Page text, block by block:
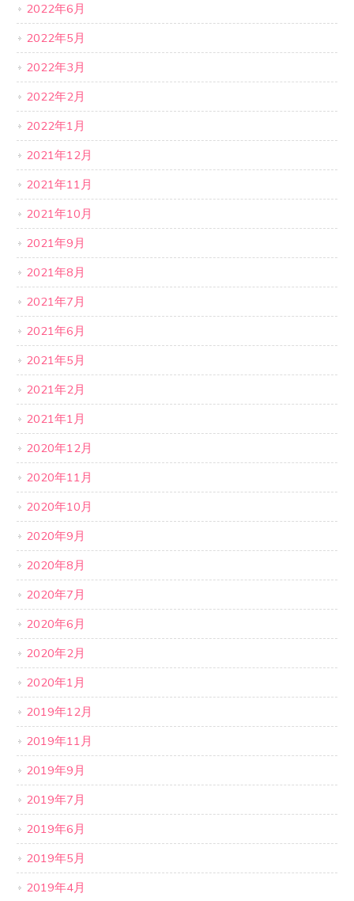
2022年6月
2022年5月
2022年3月
2022年2月
2022年1月
2021年12月
2021年11月
2021年10月
2021年9月
2021年8月
2021年7月
2021年6月
2021年5月
2021年2月
2021年1月
2020年12月
2020年11月
2020年10月
2020年9月
2020年8月
2020年7月
2020年6月
2020年2月
2020年1月
2019年12月
2019年11月
2019年9月
2019年7月
2019年6月
2019年5月
2019年4月